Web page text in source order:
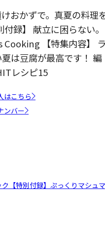
おかずで。真夏の料理
録】 献立に困らない。
Cooking 【特集内容】
は豆腐が最高です！ 編
レシピ15
はこちら
ンバー
【特別付録】ぷっくりマシュマ